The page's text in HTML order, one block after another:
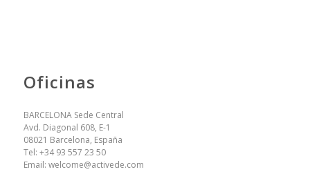
Oficinas
BARCELONA Sede Central
Avd. Diagonal 608, E-1
08021 Barcelona, España
Tel: +34 93 557 23 50
Email: welcome@activede.com